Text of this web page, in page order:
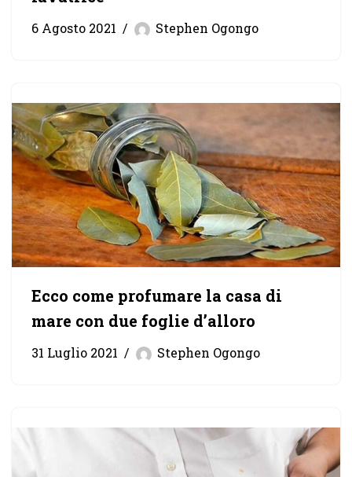
6 Agosto 2021 Stephen Ogongo
Ecco come profumare la casa di
mare con due foglie d’alloro
31 Luglio 2021 Stephen Ogongo